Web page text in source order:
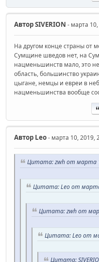
АвторSIVERION - марта
На другом конце страны от
Сумщине шведов нет, на
нацменьшинств мало, это
область, большинство
цыгане, немцы и евреи в
нацменьшинства вообще
Автор Leo- марта 10, 2019,
Цитата: zwh от марта
Цитата: Leo от
Цитата: zwh от
Цитата: Leo от
Цитата: